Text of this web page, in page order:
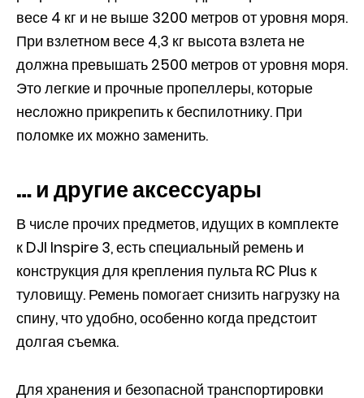
весе 4 кг и не выше 3200 метров от уровня моря.
При взлетном весе 4,3 кг высота взлета не
должна превышать 2500 метров от уровня моря.
Это легкие и прочные пропеллеры, которые
несложно прикрепить к беспилотнику. При
поломке их можно заменить.
… и другие аксессуары
В числе прочих предметов, идущих в комплекте
к DJI Inspire 3, есть специальный ремень и
конструкция для крепления пульта RC Plus к
туловищу. Ремень помогает снизить нагрузку на
спину, что удобно, особенно когда предстоит
долгая съемка.
Для хранения и безопасной транспортировки